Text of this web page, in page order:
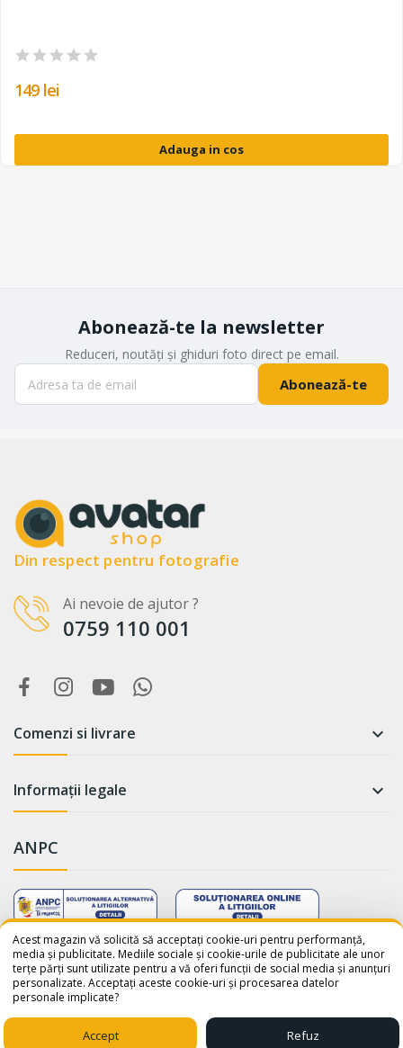
WhatsApp
Salut! Cum te putem ajuta? Scrie-
ne pe WhatsApp!
📞 +40759110001
149 lei
Adauga in cos
Abonează-te la newsletter
Reduceri, noutăți și ghiduri foto direct pe email.
Abonează-te
Din respect pentru fotografie
Ai nevoie de ajutor ?
0759 110 001
Comenzi si livrare 
Informații legale 
ANPC
© 2026 - avatar-shop.ro was crafted with ♥ bySico Media
Acest magazin vă solicită să acceptați cookie-uri pentru performanță,
media și publicitate. Mediile sociale și cookie-urile de publicitate ale unor
terțe părți sunt utilizate pentru a vă oferi funcții de social media și anunțuri
personalizate. Acceptați aceste cookie-uri și procesarea datelor
personale implicate?
Accept Refuz